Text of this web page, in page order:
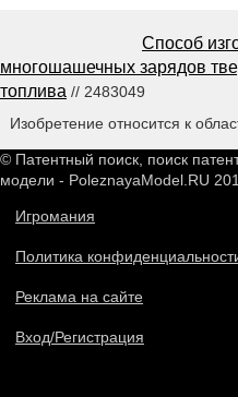
Способ
многошашечных зарядов
топлива // 2483049
Изобретение относится к
© Патентный поиск, поиск
модели - PoleznayaModel.RU
Игромания
Политика
Реклама на сайте
Вход/Регистрация